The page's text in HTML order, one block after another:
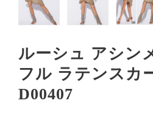
ルーシュ アシン
フル ラテンスカ
D00407